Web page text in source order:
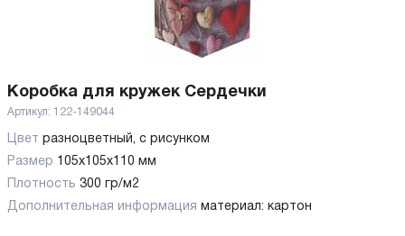
Коробка для кружек Сердечки
Артикул: 122-149044
Цвет разноцветный, с рисунком
Размер 105х105х110 мм
Плотность 300 гр/м2
Дополнительная информация материал: картон